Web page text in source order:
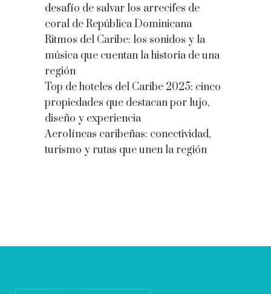
desafío de salvar los arrecifes de
coral de República Dominicana
Ritmos del Caribe: los sonidos y la
música que cuentan la historia de una
región
Top de hoteles del Caribe 2025: cinco
propiedades que destacan por lujo,
diseño y experiencia
Aerolíneas caribeñas: conectividad,
turismo y rutas que unen la región